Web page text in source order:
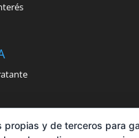
propias y de terceros para